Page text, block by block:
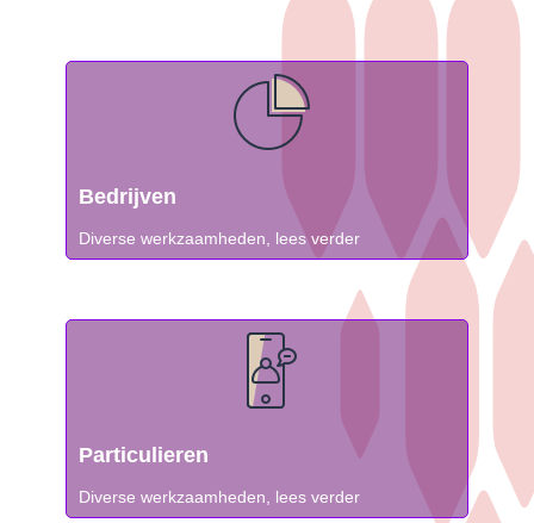
Bedrijven
Diverse werkzaamheden, lees verder
Particulieren
Diverse werkzaamheden, lees verder